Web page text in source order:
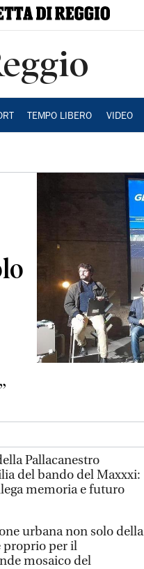
TEMPO LIBERO VIDEO
Pallacanestro
del bando del Maxxxi:
memoria e futuro
urbana non solo della
proprio per il
mosaico del